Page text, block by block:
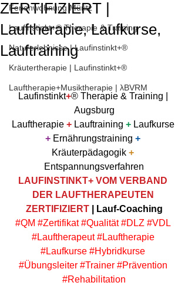
Ferienwohnung Müritz
Laufinstinkt+® Therapie & Training
Naturerlebnisse | Laufinstinkt+®
Kräutertherapie | Laufinstinkt+®
Lauftherapie+Musiktherapie | λBVRM
ZERTIFIZIERT |
Lauftherapie, Laufkurse,
Lauftraining
Laufinstinkt+® Therapie & Training |
Augsburg
Lauftherapie + Lauftraining + Laufkurse
+ Ernährungstraining +
Kräuterpädagogik +
Entspannungsverfahren
LAUFINSTINKT+ VOM VERBAND
DER LAUFTHERAPEUTEN
ZERTIFIZIERT | Lauf-Coaching
#QM #Zertifikat #Qualität #DLZ #VDL
#Lauftherapeut #Lauftherapie
#Laufkurse #Hybridkurse
#Übungsleiter #Trainer #Prävention
#Rehabilitation